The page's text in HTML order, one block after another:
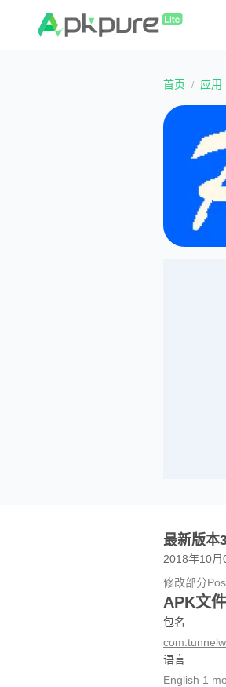
首页 应用
最新版本
2018年10月
修改部分
APK文
包名
语言
English 1